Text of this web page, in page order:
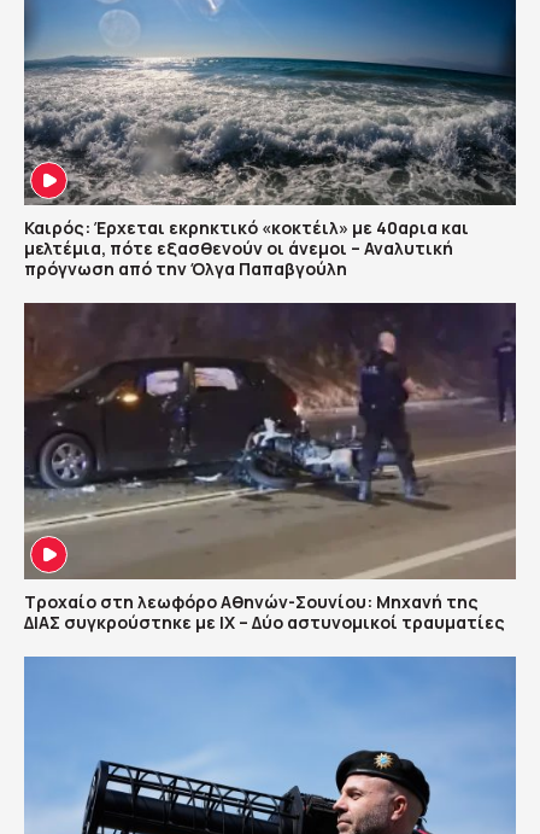
Καιρός: Έρχεται εκρηκτικό «κοκτέιλ» με 40αρια και
μελτέμια, πότε εξασθενούν οι άνεμοι – Αναλυτική
πρόγνωση από την Όλγα Παπαβγούλη
Τροχαίο στη λεωφόρο Αθηνών-Σουνίου: Μηχανή της
ΔΙΑΣ συγκρούστηκε με ΙΧ – Δύο αστυνομικοί τραυματίες